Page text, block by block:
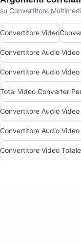
su Convertitore
Convertitore Video
Convertitore Audio
Total Video Converter
Convertitore Audio
Convertitore Video